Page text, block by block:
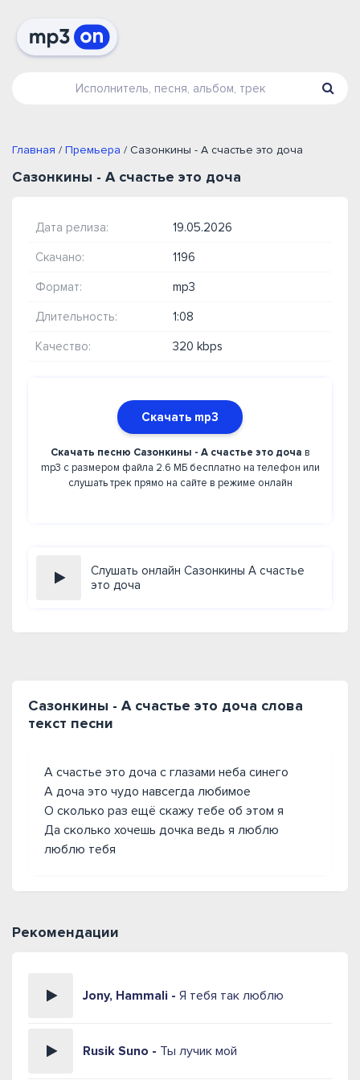
Главная / Премьера / Сазонкины - А счастье это доча
Сазонкины - А счастье это доча
Дата релиза: 19.05.2026
Скачано: 1196
Формат: mp3
Длительность: 1:08
Качество: 320 kbps
Скачать mp3
Скачать песню Сазонкины - А счастье это доча в
mp3 с размером файла 2.6 МБ бесплатно на телефон или
слушать трек прямо на сайте в режиме онлайн
Слушать онлайн Сазонкины А счастье
это доча
Сазонкины - А счастье это доча слова
текст песни
А счастье это доча с глазами неба синего
А доча это чудо навсегда любимое
О сколько раз ещё скажу тебе об этом я
Да сколько хочешь дочка ведь я люблю
люблю тебя
Рекомендации
Jony, Hammali - Я тебя так люблю
Rusik Suno - Ты лучик мой